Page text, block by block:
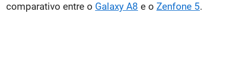
comparativo entre o Galaxy A8 e o Zenfone 5.